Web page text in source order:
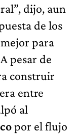
dijo, aun
de los
para
pesar de
construir
entre
al
por el flujo